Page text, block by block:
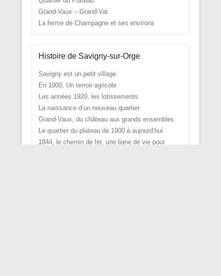
Grand-Vaux – Grand-Val
La ferme de Champagne et ses environs
Histoire de Savigny-sur-Orge
Savigny est un petit village
En 1900, Un terroir agricole
Les années 1920, les lotissements
La naissance d’un nouveau quartier
Grand-Vaux, du château aux grands ensembles
Le quartier du plateau de 1900 à aujourd’hui
1844, le chemin de fer, une ligne de vie pour